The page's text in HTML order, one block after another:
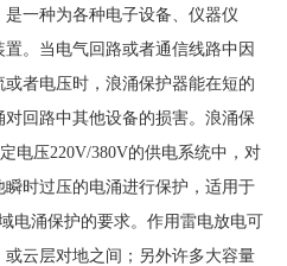
一种为各种电子设备、仪器仪
。当电气回路或者通信线路中因
者电压时，浪涌保护器能在短的
回路中其他设备的损害。浪涌保
电压220V/380V的供电系统中，对
时过压的电涌进行保护，适用于
电涌保护的要求。作用雷电放电可
云层对地之间；另外许多大容量